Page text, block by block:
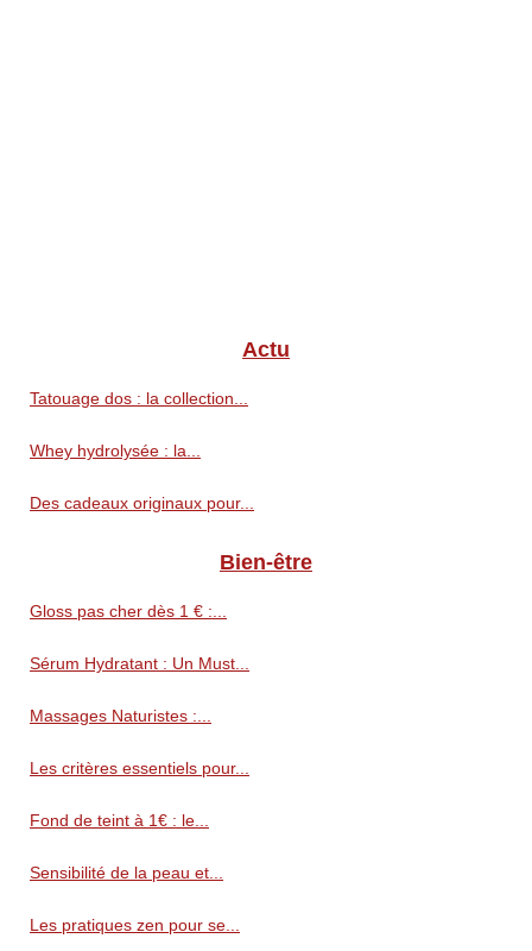
Actu
Tatouage dos : la collection...
Whey hydrolysée : la...
Des cadeaux originaux pour...
Bien-être
Gloss pas cher dès 1 € :...
Sérum Hydratant : Un Must...
Massages Naturistes :...
Les critères essentiels pour...
Fond de teint à 1€ : le...
Sensibilité de la peau et...
Les pratiques zen pour se...